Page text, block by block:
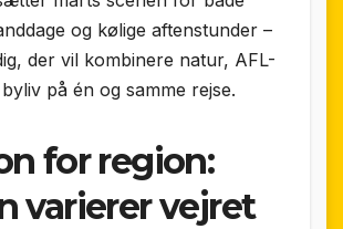
og kølige aftenstunder –
der vil kombinere natur, AFL-
på én og samme rejse.
for region:
varierer vejret